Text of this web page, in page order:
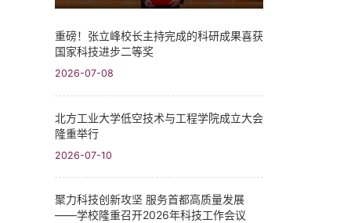
重磅！张立峰校长主持完成的科研成果喜获
国家科技进步二等奖
2026-07-08
北方工业大学低空技术与工程学院成立大会
隆重举行
2026-07-10
聚力科技创新攻坚 服务首都高质量发展
——学校隆重召开2026年科技工作会议